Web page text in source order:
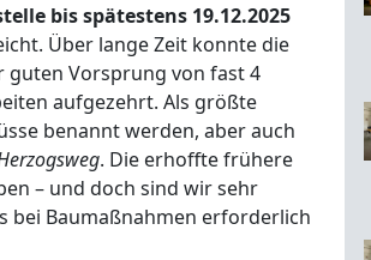
bis spätestens 19.12.2025
Über lange Zeit konnte die
guten Vorsprung von fast 4
aufgezehrt. Als größte
benannt werden, aber auch
. Die erhoffte frühere
– und doch sind wir sehr
bei Baumaßnahmen erforderlich